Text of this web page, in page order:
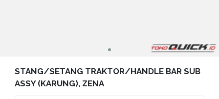
STANG/SETANG TRAKTOR/HANDLE BAR SUB
ASSY (KARUNG), ZENA